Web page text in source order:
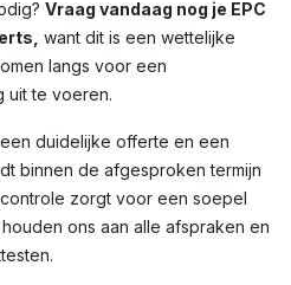
Vraag vandaag nog je EPC
want dit is een wettelijke
langs voor een
uit te voeren.
duidelijke offerte en een
binnen de afgesproken termijn
zorgt voor een soepel
ons aan alle afspraken en